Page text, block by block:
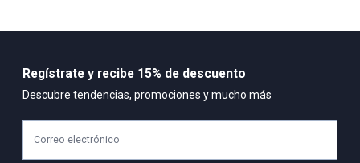
Regístrate y recibe 15% de descuento
Descubre tendencias, promociones y mucho más
Correo electrónico